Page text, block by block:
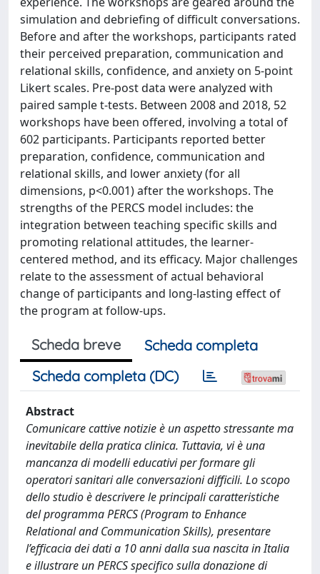
simulation and debriefing of difficult conversations.
Before and after the workshops, participants rated
their perceived preparation, communication and
relational skills, confidence, and anxiety on 5-point
Likert scales. Pre-post data were analyzed with
paired sample t-tests. Between 2008 and 2018, 52
workshops have been offered, involving a total of
602 participants. Participants reported better
preparation, confidence, communication and
relational skills, and lower anxiety (for all
dimensions, p<0.001) after the workshops. The
strengths of the PERCS model includes: the
integration between teaching specific skills and
promoting relational attitudes, the learner-
centered method, and its efficacy. Major challenges
relate to the assessment of actual behavioral
change of participants and long-lasting effect of
the program at follow-ups.
Scheda breve
Scheda completa
Scheda completa (DC)
Abstract
Comunicare cattive notizie è un aspetto stressante ma
inevitabile della pratica clinica. Tuttavia, vi è una
mancanza di modelli educativi per formare gli
operatori sanitari alle conversazioni difficili. Lo scopo
dello studio è descrivere le principali caratteristiche
del programma PERCS (Program to Enhance
Relational and Communication Skills), presentare
l’efficacia dei dati a 10 anni dalla sua nascita in Italia
e illustrare un PERCS specifico sulla donazione di